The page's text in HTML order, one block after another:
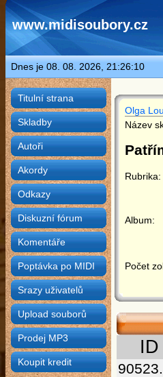
www.midisoubory.cz
Dnes je 08. 08. 2026, 21:26:10
Titulní strana
Skladby
Autoři
Akordy
Odkazy
Diskuzní fórum
Komentáře
Poptávka po MIDI
Srazy uživatelů
Upload souborů
Prodej MP3
Koupit kredit
Olga
Název
Album:
Počet
ID
90523.